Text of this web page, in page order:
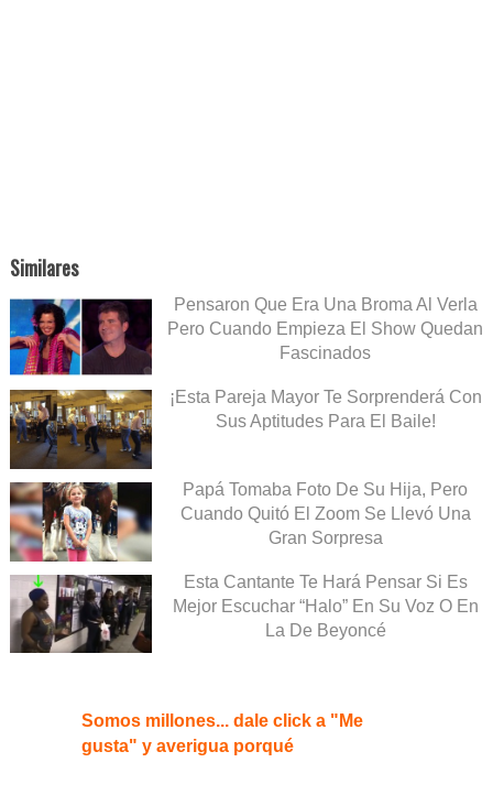
Similares
Pensaron Que Era Una Broma Al Verla
Pero Cuando Empieza El Show Quedan
Fascinados
¡Esta Pareja Mayor Te Sorprenderá Con
Sus Aptitudes Para El Baile!
Papá Tomaba Foto De Su Hija, Pero
Cuando Quitó El Zoom Se Llevó Una
Gran Sorpresa
Esta Cantante Te Hará Pensar Si Es
Mejor Escuchar “Halo” En Su Voz O En
La De Beyoncé
Somos millones... dale click a "Me
gusta" y averigua porqué